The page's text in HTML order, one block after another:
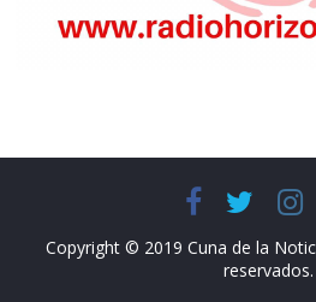
Copyright © 2019 Cuna de la
reservados.